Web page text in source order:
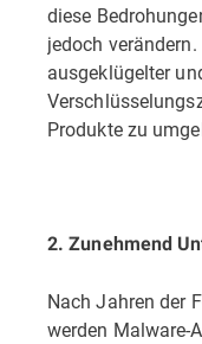
diese
jedoch
ausgeklügelter
Produkte zu
2. Zunehmend
Nach Jahren der
werden Malware-